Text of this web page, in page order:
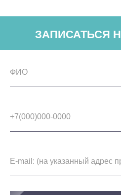
ЗАПИСАТЬСЯ